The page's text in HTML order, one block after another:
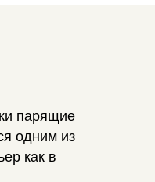
парящие
одним из
как в